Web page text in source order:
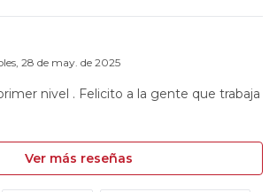
28 de may. de 2025
nivel . Felicito a la gente que trabaja
Ver más reseñas